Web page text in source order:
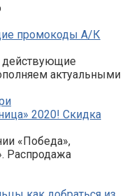
промокоды А/К
действующие
актуальными
2020! Скидка
«Победа»,
Распродажа